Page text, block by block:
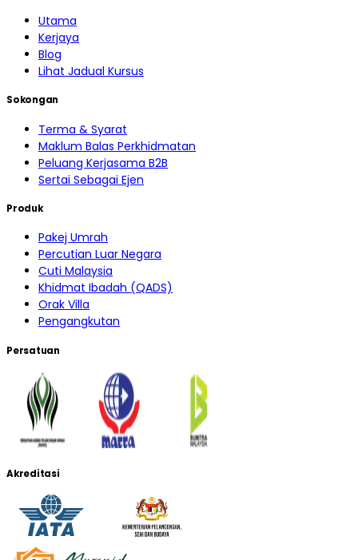
Utama
Kerjaya
Blog
Lihat Jadual Kursus
Sokongan
Terma & Syarat
Maklum Balas Perkhidmatan
Peluang Kerjasama B2B
Sertai Sebagai Ejen
Produk
Pakej Umrah
Percutian Luar Negara
Cuti Malaysia
Khidmat Ibadah (QADS)
Orak Villa
Pengangkutan
Persatuan
Akreditasi